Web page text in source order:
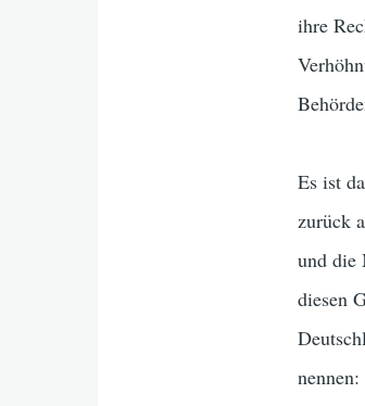
ihre
Es ist
zurück
und die
diesen